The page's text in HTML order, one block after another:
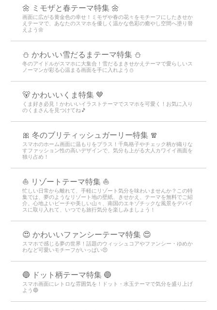
🌼 ミモザと春テーマ特集 🌼
画面に広がる黄金色の幸せ！ミモザや春の花々をモチーフにしたきせか
えテーマで、あなたのスマホを優しく温かな色彩の癒やし空間へ塗り替
えよう🌼
⛄️ かわいい雪だるまテーマ特集️ ⛄️
冬のアイドルがスマホに大集合！雪だるまきせかえテーマで愛らしいス
ノーマンが彩る心温まる画面を手に入れよう️⛄️
🐻 かわいいくま特集 🤎
くま好き必見！かわいいイラストテーマでスマホを可愛く！お気に入り
のくまさんを見つけてね🎵
🎀 冬のブリティッシュガーリー特集 🧣
スマホのホーム画面に温もりをプラス！千鳥格子やチェック柄が織りな
すファッション性の高いデザインで、気分も上がる大人カワイイ画面を
独り占め！
⛵ リゾートテーマ特集 ⛵
忙しい日常から離れて、手軽にリゾート気分を味わいませんか？この特
集では、夢のようなリゾート地の壁紙、きせかえ、テーマを無料でご紹
介。心地よいビーチや美しい山々、南国のエキゾチックな風景をデバイ
スに取り入れて、いつでも旅行気分を楽しみましょう！
😍 かわいいファンシーテーマ特集 😍
スマホで感じる夢の世界！話題のウィッシュコアやファンシー・ゆめか
わなど可愛いモチーフがいっぱい😍
🔵 ドット柄テーマ特集 🔵
スマホ画面にレトロな雰囲気を！ドット・水玉テーマで気分を盛り上げ
よう🔵